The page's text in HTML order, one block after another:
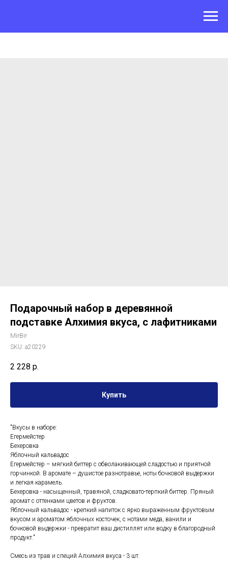
Подарочный набор в деревянной
подставке Алхимия вкуса, с лафитниками
MirBir
SKU: a20229
2 228 р.
Купить
"Вкусы в наборе:
Егермейстер
Бехеровка
Яблочный кальвадос
Егермейстер – мягкий биттер с обволакивающей сладостью и приятной
горчинкой. В аромате – душистое разнотравье, ноты бочковой выдержки
и легкая карамель.
Бехеровка - насыщенный, травяной, сладковато-терпкий биттер. Пряный
аромат с оттенками цветов и фруктов.
Яблочный кальвадос - крепкий напиток с ярко выраженным фруктовым
вкусом и ароматом яблочных косточек, с нотами меда, ванили и
бочковой выдержки - превратит ваш дистиллят или водку в благородный
продукт."
Смесь из трав и специй Алхимия вкуса - 3 шт.